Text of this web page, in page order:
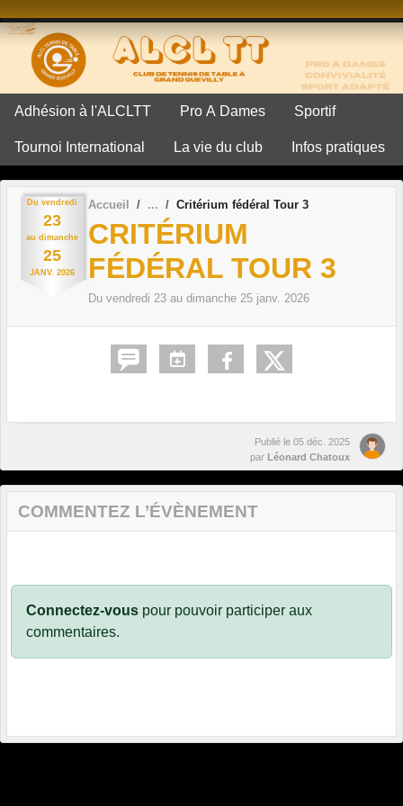
Adhésion à l'ALCLTT Pro A Dames Sportif
Tournoi International La vie du club Infos pratiques
Du vendredi
23
au dimanche
25
JANV. 2026
Accueil Critérium fédéral Tour 3
CRITÉRIUM
FÉDÉRAL TOUR 3
Du vendredi 23 au dimanche 25 janv. 2026
Publié le 05 déc. 2025
par Léonard Chatoux
COMMENTEZ L’ÉVÈNEMENT
Connectez-vous pour pouvoir participer aux
commentaires.